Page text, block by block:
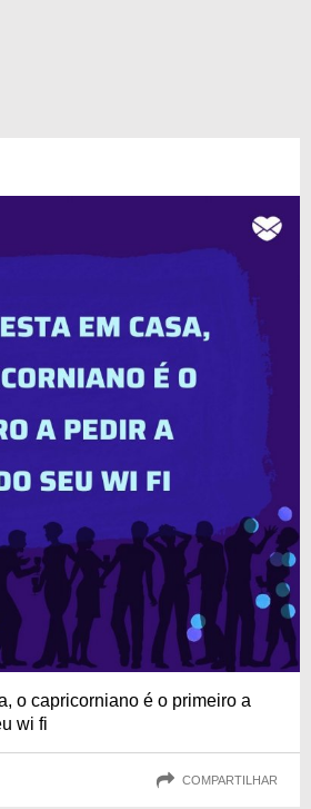
o capricorniano é o primeiro a
wi fi
COMPARTILHAR